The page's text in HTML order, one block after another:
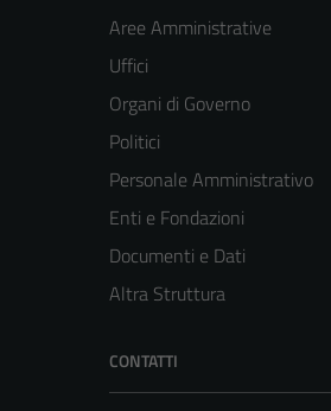
Aree Amministrative
Uffici
Organi di Governo
Politici
Personale Amministrativo
Enti e Fondazioni
Documenti e Dati
Altra Struttura
CONTATTI